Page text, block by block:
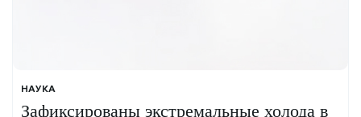
НАУКА
Зафиксированы экстремальные холода в